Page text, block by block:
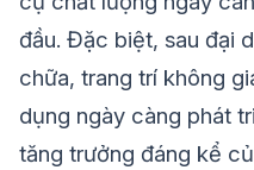
đầu. Đặc biệt, sau đại
chữa, trang trí không
dụng ngày càng phát
tăng trưởng đáng kể